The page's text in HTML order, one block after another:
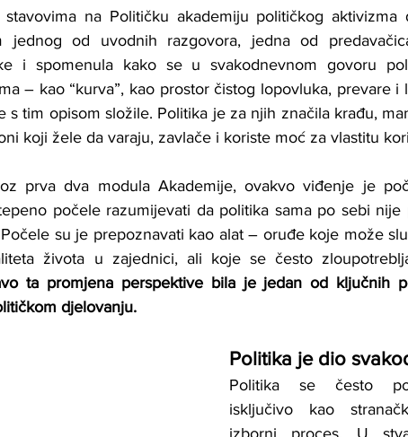
na Političku akademiju političkog
jednog od uvodnih razgovora, jedna od
i spomenula kako se u svakodnevnom govoru
– kao “kurva”, kao prostor čistog lopovluka, prevare i
s tim opisom složile. Politika je za njih značila krađu,
koji žele da varaju, zavlače i koriste moć za vlastitu
prva dva modula Akademije, ovakvo viđenje je
počele razumijevati da politika sama po sebi nije
su je prepoznavati kao alat – oruđe koje može
života u zajednici, ali koje se često
ta promjena perspektive bila je jedan od ključnih
djelovanju.
Politika je dio
Politika se često
isključivo kao
izborni proces. U